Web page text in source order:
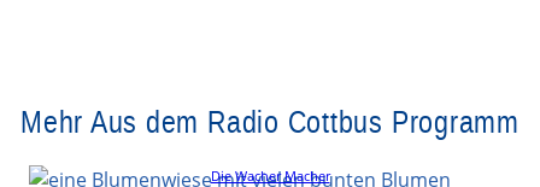
Mehr Aus dem Radio Cottbus Programm
Die Wacher Macher